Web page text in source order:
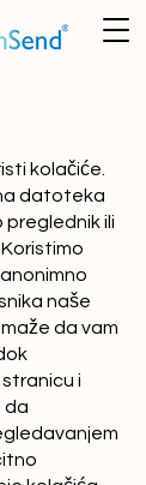
kolačiće.
datoteka
preglednik ili
naše
da vam
i
da